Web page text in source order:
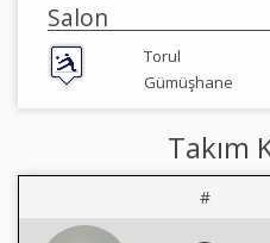
Salon
Torul
Gümüşhane
Takım
#